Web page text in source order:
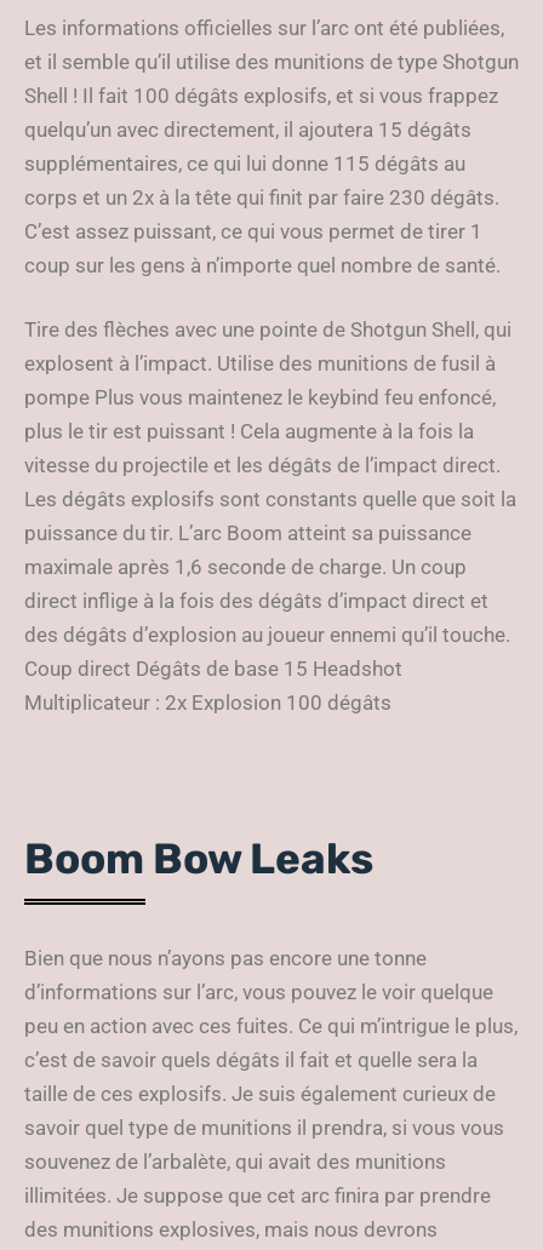
Les informations officielles sur l’arc ont été publiées,
et il semble qu’il utilise des munitions de type Shotgun
Shell ! Il fait 100 dégâts explosifs, et si vous frappez
quelqu’un avec directement, il ajoutera 15 dégâts
supplémentaires, ce qui lui donne 115 dégâts au
corps et un 2x à la tête qui finit par faire 230 dégâts.
C’est assez puissant, ce qui vous permet de tirer 1
coup sur les gens à n’importe quel nombre de santé.
Tire des flèches avec une pointe de Shotgun Shell, qui
explosent à l’impact. Utilise des munitions de fusil à
pompe Plus vous maintenez le keybind feu enfoncé,
plus le tir est puissant ! Cela augmente à la fois la
vitesse du projectile et les dégâts de l’impact direct.
Les dégâts explosifs sont constants quelle que soit la
puissance du tir. L’arc Boom atteint sa puissance
maximale après 1,6 seconde de charge. Un coup
direct inflige à la fois des dégâts d’impact direct et
des dégâts d’explosion au joueur ennemi qu’il touche.
Coup direct Dégâts de base 15 Headshot
Multiplicateur : 2x Explosion 100 dégâts
Boom Bow Leaks
Bien que nous n’ayons pas encore une tonne
d’informations sur l’arc, vous pouvez le voir quelque
peu en action avec ces fuites. Ce qui m’intrigue le plus,
c’est de savoir quels dégâts il fait et quelle sera la
taille de ces explosifs. Je suis également curieux de
savoir quel type de munitions il prendra, si vous vous
souvenez de l’arbalète, qui avait des munitions
illimitées. Je suppose que cet arc finira par prendre
des munitions explosives, mais nous devrons